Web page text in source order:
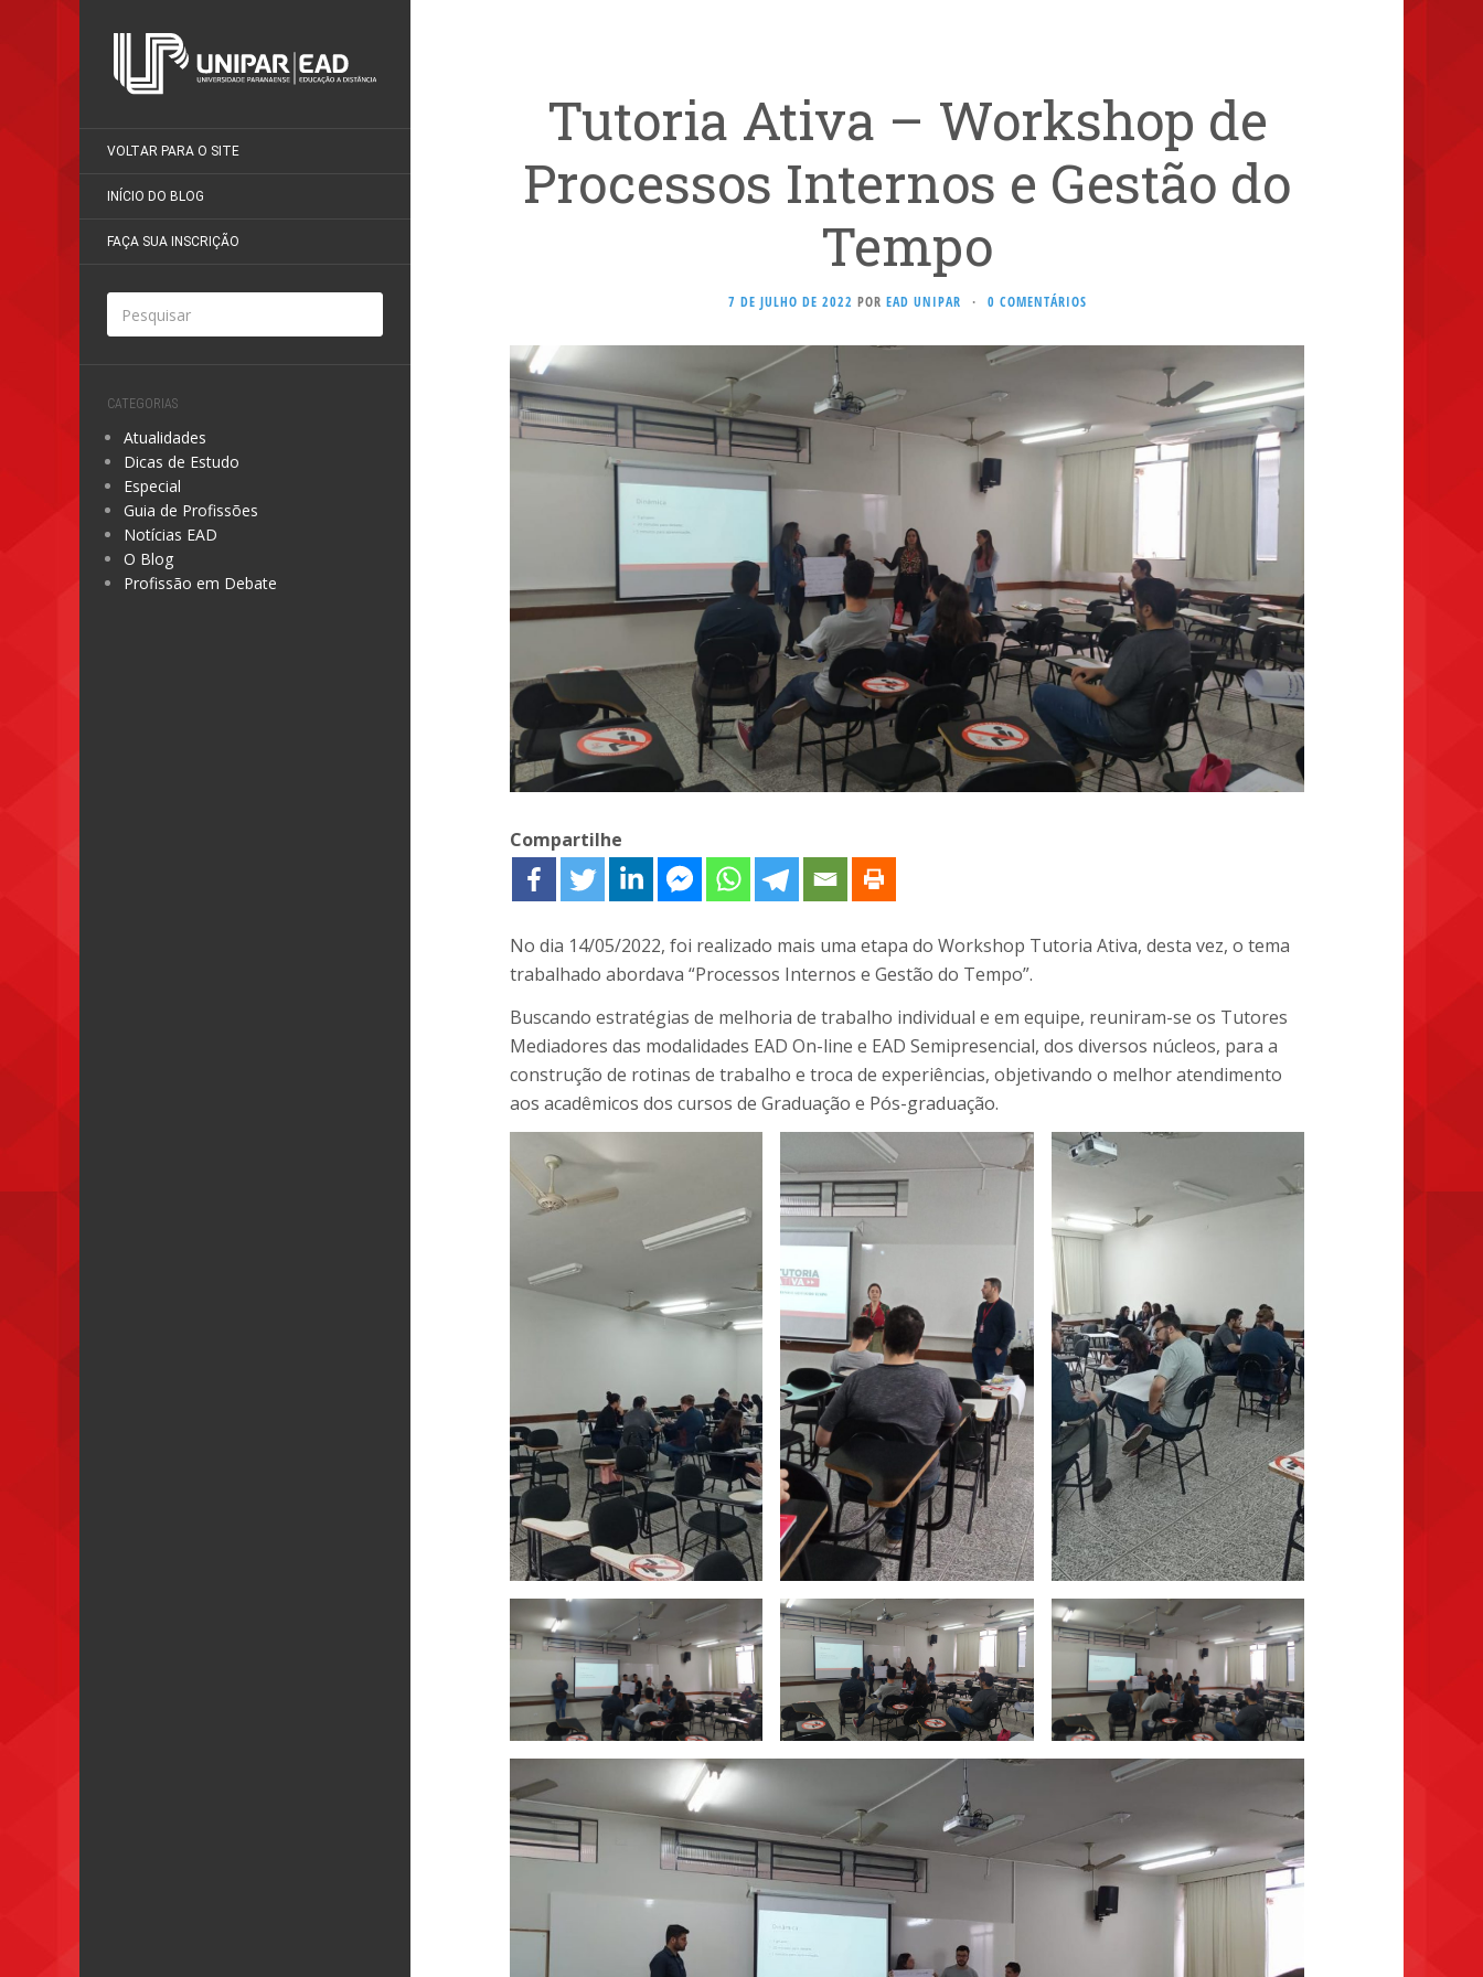
VOLTAR PARA O SITE
INÍCIO DO BLOG
FAÇA SUA INSCRIÇÃO
CATEGORIAS
Atualidades
Dicas de Estudo
Especial
Guia de Profissões
Notícias EAD
O Blog
Profissão em Debate
Tutoria Ativa – Workshop de
Processos Internos e Gestão do
Tempo
7 DE JULHO DE 2022 POR EAD UNIPAR · 0 COMENTÁRIOS
Compartilhe
No dia 14/05/2022, foi realizado mais uma etapa do Workshop Tutoria Ativa, desta vez, o tema
trabalhado abordava “Processos Internos e Gestão do Tempo”.
Buscando estratégias de melhoria de trabalho individual e em equipe, reuniram-se os Tutores
Mediadores das modalidades EAD On-line e EAD Semipresencial, dos diversos núcleos, para a
construção de rotinas de trabalho e troca de experiências, objetivando o melhor atendimento
aos acadêmicos dos cursos de Graduação e Pós-graduação.